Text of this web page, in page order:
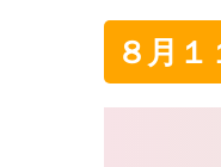
８月１